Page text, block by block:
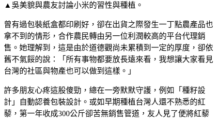
▲吳美貌與農友討論小米的習性與種植。
曾有過包裝紙盒都印刷好，卻在出貨之際發生一丁點農產品也
拿不到的情形，合作農民轉由另一位利潤較高的平台代理銷
售。她理解到，這是由於道德觀尚未累積到一定的厚度，卻依
舊不氣餒的說：「所有事物都要放長遠來看，我想讓大家看見
台灣的社區與物產也可以做到這樣。」
許多朋友心疼這股傻勁，總在一旁默默守護，例如「種籽設
計」自動認養包裝設計。或如早期種植台灣人還不熟悉的紅
藜，第一年收成300公斤卻苦無銷售管道，友人見了便將紅藜